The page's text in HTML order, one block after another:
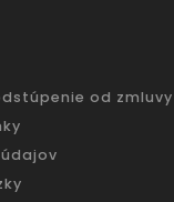
od zmluvy